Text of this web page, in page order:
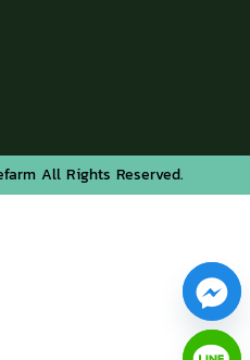
All Rights Reserved.